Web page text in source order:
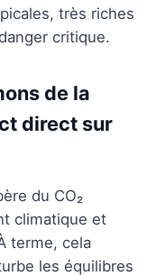
très riches
critique.
de la
direct sur
du CO₂
climatique et
terme, cela
les équilibres